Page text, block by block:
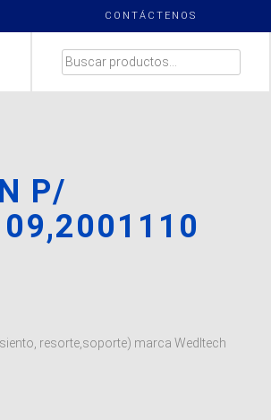
CONTÁCTENOS
BUSCAR
P/
resorte,soporte) marca Wedltech